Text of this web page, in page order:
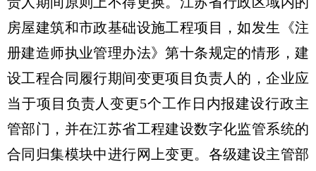
房屋建筑和市政基础设施工程项目，如发生《注
册建造师执业管理办法》第十条规定的情形，建
设工程合同履行期间变更项目负责人的，企业应
当于项目负责人变更5个工作日内报建设行政主
管部门，并在江苏省工程建设数字化监管系统的
合同归集模块中进行网上变更。各级建设主管部